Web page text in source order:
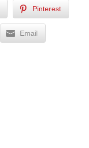
Pinterest
Email